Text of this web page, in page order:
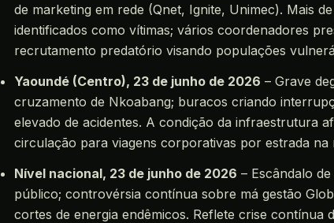
de marketing em rede (Qnet, Ignite, Unimec). Mais
identificados como vítimas; vários coordenadores
recrutamento predatório visando populações
Yaoundé (Centro), 23 de junho de 2026 – Grave
cruzamento de Nkoabang; buracos criando
elevado de acidentes. A condição da infraestrutura
circulação para viagens corporativas por estrada na
Nível nacional, 23 de junho de 2026 – Escândalo
público; controvérsia contínua sobre má gestão
cortes de energia endêmicos. Reflete crise contínua